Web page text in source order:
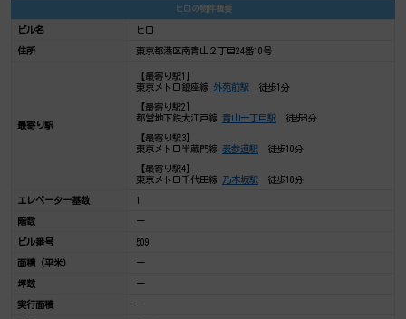
ヒロの物件概要
ビル名 ヒロ
住所 東京都港区南青山２丁目24番10号
最寄り駅
【最寄り駅1】
東京メトロ銀座線 外苑前駅徒歩1分
【最寄り駅2】
都営地下鉄大江戸線 青山一丁目駅徒歩8分
【最寄り駅3】
東京メトロ半蔵門線 表参道駅徒歩10分
【最寄り駅4】
東京メトロ千代田線 乃木坂駅徒歩10分
エレベーター基数 1
階数 ー
ビル番号 509
面積（平米） ー
坪数 ー
実行面積 ー